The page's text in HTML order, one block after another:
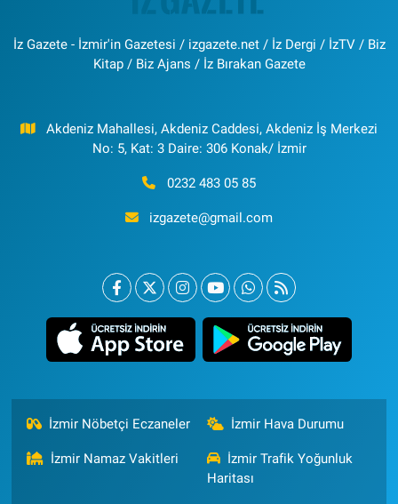
İz Gazete - İzmir'in Gazetesi / izgazete.net / İz Dergi / İzTV / Biz
Kitap / Biz Ajans / İz Bırakan Gazete
Akdeniz Mahallesi, Akdeniz Caddesi, Akdeniz İş Merkezi
No: 5, Kat: 3 Daire: 306 Konak/ İzmir
0232 483 05 85
izgazete@gmail.com
İzmir Nöbetçi Eczaneler İzmir Hava Durumu
İzmir Namaz Vakitleri
İzmir Trafik Yoğunluk
Haritası